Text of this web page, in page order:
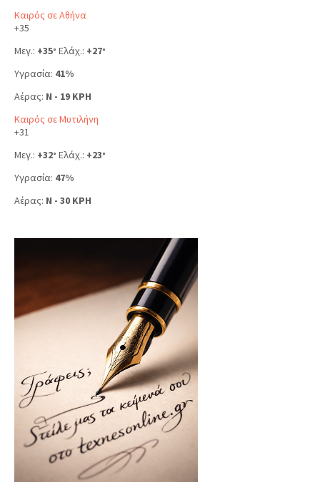
Καιρός σε Αθήνα
+35
Μεγ.: +35° Ελάχ.: +27°
Υγρασία: 41%
Αέρας: N - 19 KPH
Καιρός σε Μυτιλήνη
+31
Μεγ.: +32° Ελάχ.: +23°
Υγρασία: 47%
Αέρας: N - 30 KPH